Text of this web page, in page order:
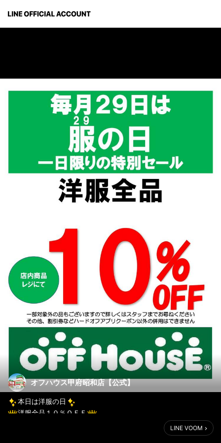
オフハウス甲府昭和店【公式】
本日は洋服の日
洋服全品１０％ＯＦＦ
ですよ！
LINE VOOM